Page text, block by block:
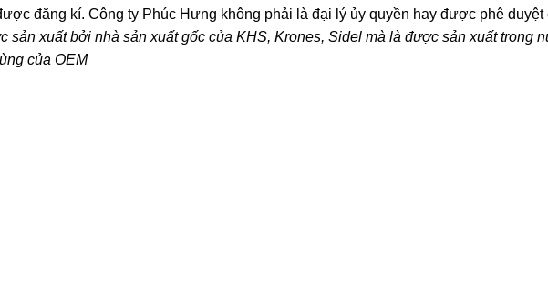
đăng kí. Công ty Phúc Hưng không phải là đại lý ủy quyền hay được phê duyệt
sản xuất bởi nhà sản xuất gốc của KHS, Krones, Sidel mà là được sản xuất trong
của OEM